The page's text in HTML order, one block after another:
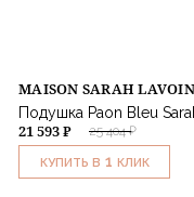
MAISON SARAH
Подушка Paon Bleu
25 404 ₽
21 593 ₽
КУПИТЬ В 1 КЛИК